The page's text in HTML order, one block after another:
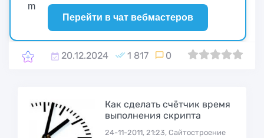
Перейти в чат вебмастеров
20.12.2024 1 817 0 01 2 3 4 5
Как сделать счётчик время
выполнения скрипта
24-11-2011, 21:23, Сайтостроение